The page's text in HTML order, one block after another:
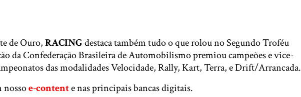
de Ouro,RACINGdestaca também tudo o que rolou no Segundo Troféu
da Confederação Brasileira de Automobilismo premiou campeões e vice-
das modalidades Velocidade, Rally, Kart, Terra, e Drift/Arrancada.
nossoe-contente nas principais bancas digitais.